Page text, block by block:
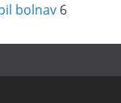
bolnav 6